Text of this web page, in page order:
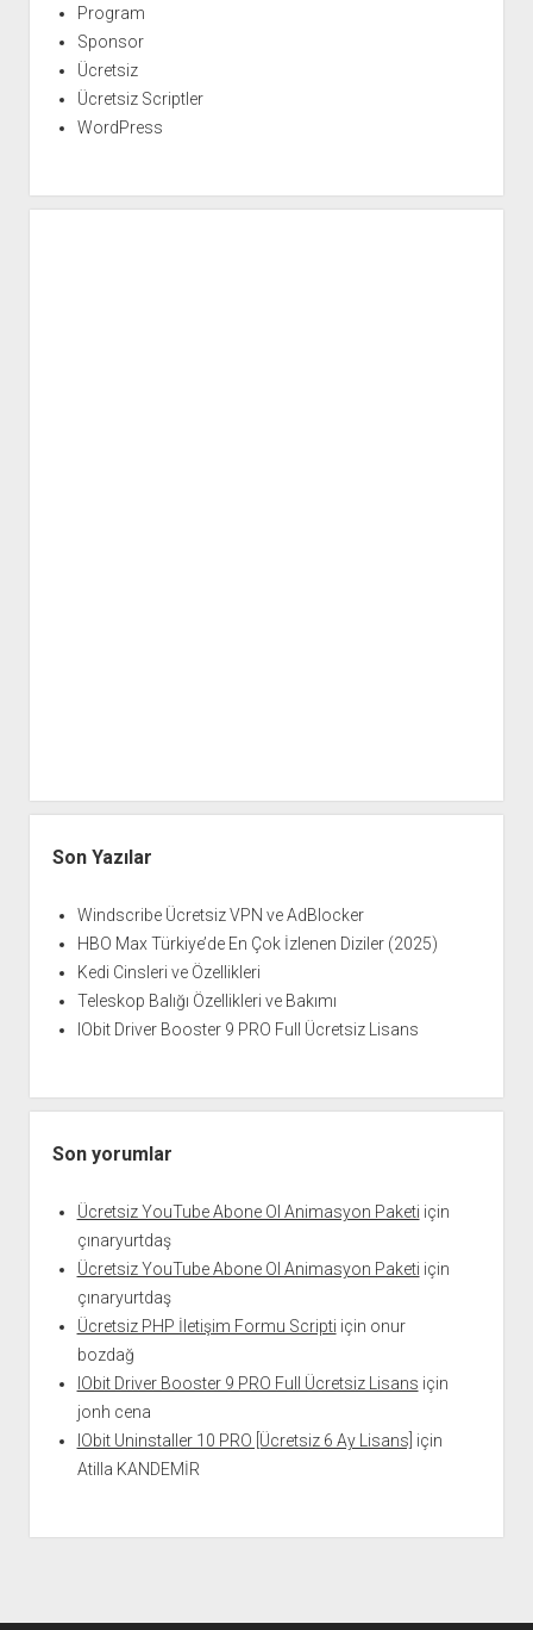
Program
Sponsor
Ücretsiz
Ücretsiz Scriptler
WordPress
Son Yazılar
Windscribe Ücretsiz VPN ve AdBlocker
HBO Max Türkiye’de En Çok İzlenen Diziler (2025)
Kedi Cinsleri ve Özellikleri
Teleskop Balığı Özellikleri ve Bakımı
IObit Driver Booster 9 PRO Full Ücretsiz Lisans
Son yorumlar
Ücretsiz YouTube Abone Ol Animasyon Paketi için
çınaryurtdaş
Ücretsiz YouTube Abone Ol Animasyon Paketi için
çınaryurtdaş
Ücretsiz PHP İletişim Formu Scripti için onur
bozdağ
IObit Driver Booster 9 PRO Full Ücretsiz Lisans için
jonh cena
IObit Uninstaller 10 PRO [Ücretsiz 6 Ay Lisans] için
Atilla KANDEMİR